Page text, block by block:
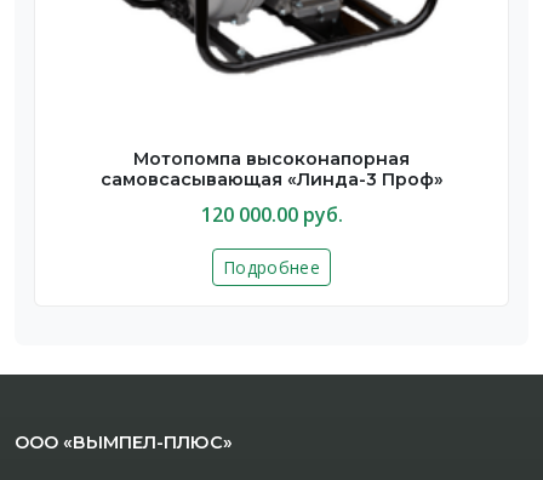
Мотопомпа высоконапорная
самовсасывающая «Линда-3 Проф»
120 000.00 руб.
Подробнее
ООО «ВЫМПЕЛ-ПЛЮС»